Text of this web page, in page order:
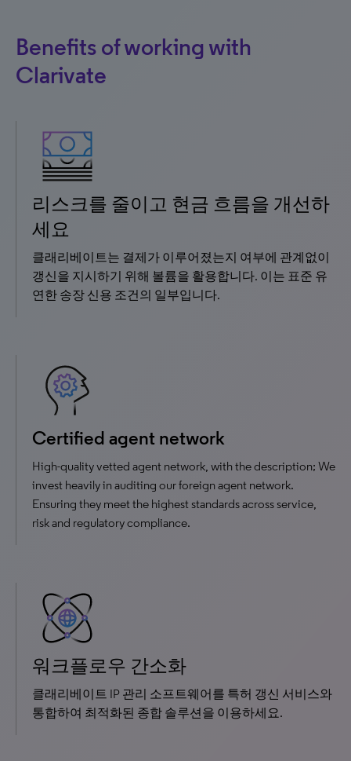
Benefits of working with
Clarivate
리스크를 줄이고 현금 흐름을 개선하
세요
클래리베이트는 결제가 이루어졌는지 여부에 관계없이
갱신을 지시하기 위해 볼륨을 활용합니다. 이는 표준 유
연한 송장 신용 조건의 일부입니다.
Certified agent network
High-quality vetted agent network, with the description; We
invest heavily in auditing our foreign agent network.
Ensuring they meet the highest standards across service,
risk and regulatory compliance.
워크플로우 간소화
클래리베이트 IP 관리 소프트웨어를 특허 갱신 서비스와
통합하여 최적화된 종합 솔루션을 이용하세요.